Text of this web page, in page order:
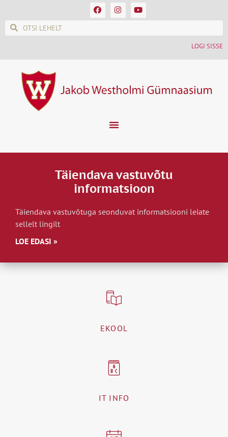
LOGI SISSE
Täiendava vastuvõtu
informatsioon
Täiendava vastuvõtuga seonduvat informatsiooni leiate
sellelt lingilt
LOE EDASI »
EKOOL
IT INFO